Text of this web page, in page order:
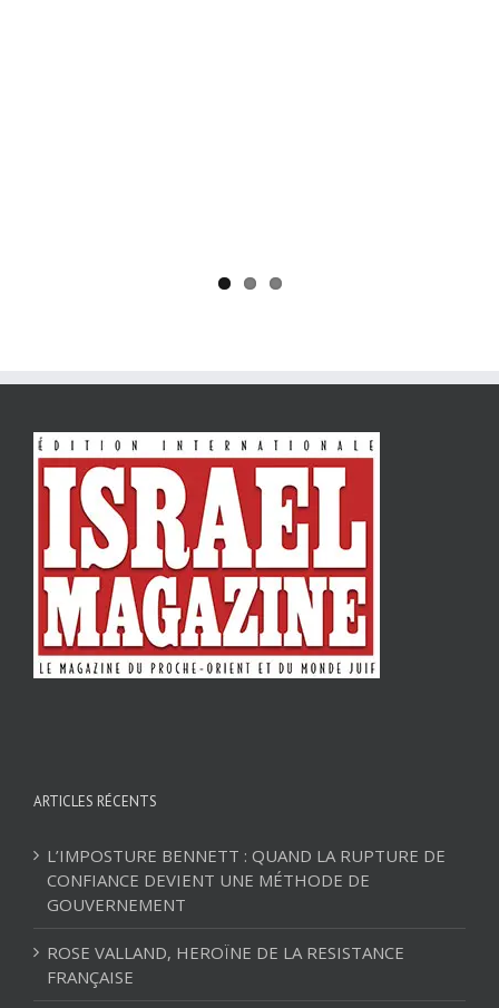
ARTICLES RÉCENTS
L’IMPOSTURE BENNETT : QUAND LA RUPTURE DE
CONFIANCE DEVIENT UNE MÉTHODE DE
GOUVERNEMENT
ROSE VALLAND, HEROÏNE DE LA RESISTANCE
FRANÇAISE